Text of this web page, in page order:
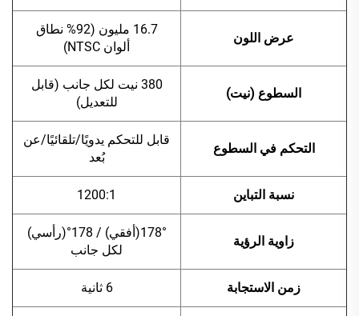
عرض اللون
16.7 مليون (92% نطاق
ألوان NTSC)
السطوع (نيت)
380 نيت لكل جانب (قابل
للتعديل)
التحكم في السطوع
قابل للتحكم يدويًا/تلقائيًا/عن
بُعد
نسبة التباين 1200:1
زاوية الرؤية
178°(أفقي) / 178°(رأسي)
لكل جانب
زمن الاستجابة 6 ثانية